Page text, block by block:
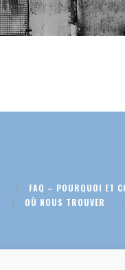
FAQ – POURQUOI ET
OÙ NOUS TROUVER